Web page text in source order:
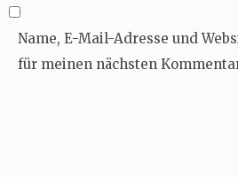
Name, E-Mail-Adresse und
für meinen nächsten